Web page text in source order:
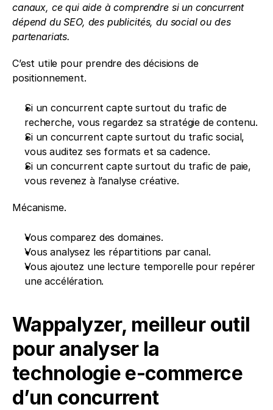
canaux, ce qui aide à comprendre si un concurrent
dépend du SEO, des publicités, du social ou des
partenariats.
C’est utile pour prendre des décisions de
positionnement.
Si un concurrent capte surtout du trafic de
recherche, vous regardez sa stratégie de contenu.
Si un concurrent capte surtout du trafic social,
vous auditez ses formats et sa cadence.
Si un concurrent capte surtout du trafic de paie,
vous revenez à l’analyse créative.
Mécanisme.
Vous comparez des domaines.
Vous analysez les répartitions par canal.
Vous ajoutez une lecture temporelle pour repérer
une accélération.
Wappalyzer, meilleur outil
pour analyser la
technologie e-commerce
d’un concurrent